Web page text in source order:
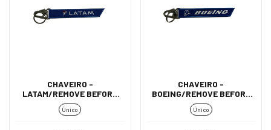
CHAVEIRO -
LATAM/REMOVE BEFORE
FLIGHT (MOSQUETÃO)
Único
CHAVEIRO -
BOEING/REMOVE BEFORE
FLIGHT (MOSQUETÃO)
Único